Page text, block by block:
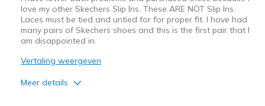
love my other Skechers Slip Ins. These ARE NOT Slip Ins.
Laces must be tied and untied for for proper fit. I have had
many pairs of Skechers shoes and this is the first pair that I
am disappointed in.
Vertaling weergeven
Meer details